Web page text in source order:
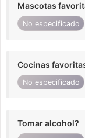
Mascotas
No especificado
Cocinas
No especificado
Tomar alcohol?